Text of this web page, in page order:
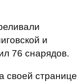
и
76 снарядов.
своей странице